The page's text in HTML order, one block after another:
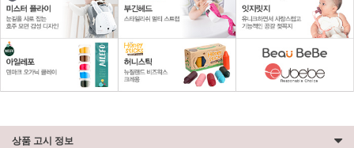
상품 고시 정보